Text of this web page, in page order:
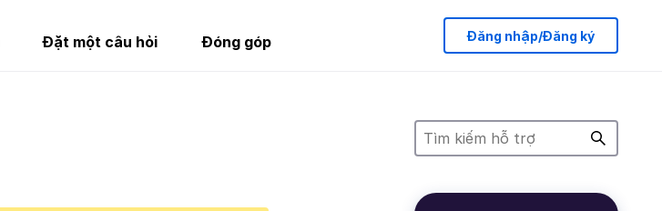
Đặt một câu hỏi Đóng góp Đăng nhập/Đăng ký